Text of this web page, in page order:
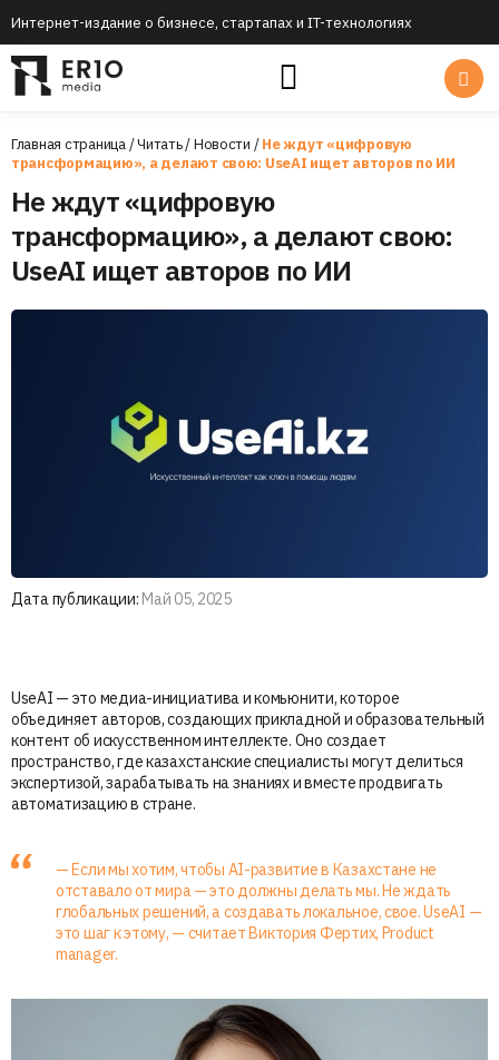
Интернет-издание о бизнесе, стартапах и IT-технологиях
Главная страница/Читать/Новости /Не ждут «цифровую
трансформацию», а делают свою: UseAI ищет авторов по ИИ
Не ждут «цифровую
трансформацию», а делают свою:
UseAI ищет авторов по ИИ
Дата публикации: Май 05, 2025
UseAI — это медиа-инициатива и комьюнити, которое
объединяет авторов, создающих прикладной и образовательный
контент об искусственном интеллекте. Оно создает
пространство, где казахстанские специалисты могут делиться
экспертизой, зарабатывать на знаниях и вместе продвигать
автоматизацию в стране.
— Если мы хотим, чтобы AI-развитие в Казахстане не
отставало от мира — это должны делать мы. Не ждать
глобальных решений, а создавать локальное, свое. UseAI —
это шаг к этому, — считает Виктория Фертих, Product
manager.